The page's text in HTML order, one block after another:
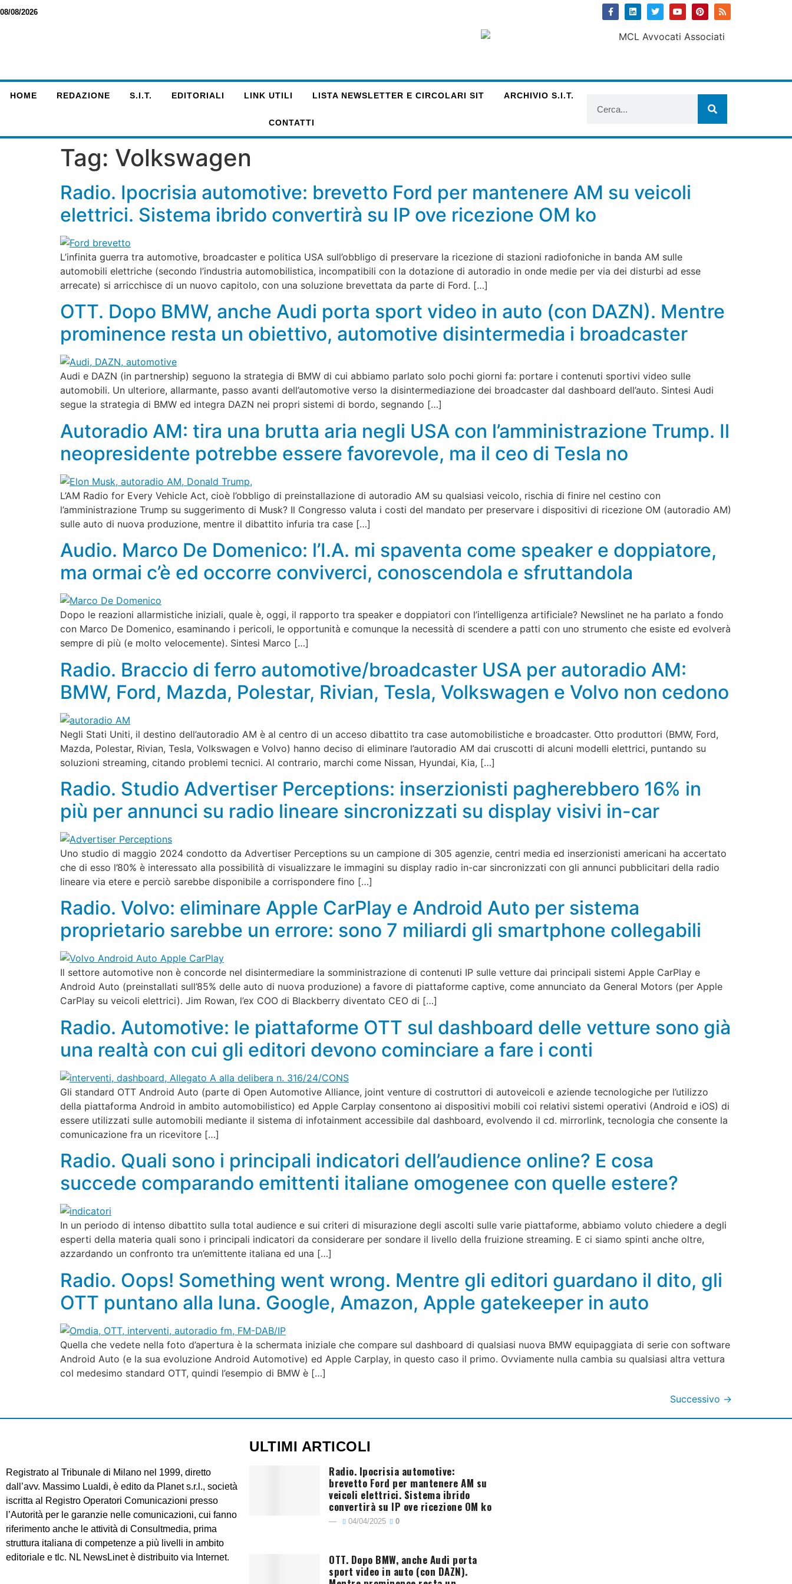
08/08/2026
HOME REDAZIONE S.I.T. EDITORIALI LINK UTILI LISTA NEWSLETTER E CIRCOLARI SIT ARCHIVIO S.I.T.
CONTATTI
Tag: Volkswagen
Radio. Ipocrisia automotive: brevetto Ford per mantenere AM su veicoli
elettrici. Sistema ibrido convertirà su IP ove ricezione OM ko
L’infinita guerra tra automotive, broadcaster e politica USA sull’obbligo di preservare la ricezione di stazioni radiofoniche in banda AM sulle
automobili elettriche (secondo l’industria automobilistica, incompatibili con la dotazione di autoradio in onde medie per via dei disturbi ad esse
arrecate) si arricchisce di un nuovo capitolo, con una soluzione brevettata da parte di Ford. […]
OTT. Dopo BMW, anche Audi porta sport video in auto (con DAZN). Mentre
prominence resta un obiettivo, automotive disintermedia i broadcaster
Audi e DAZN (in partnership) seguono la strategia di BMW di cui abbiamo parlato solo pochi giorni fa: portare i contenuti sportivi video sulle
automobili. Un ulteriore, allarmante, passo avanti dell’automotive verso la disintermediazione dei broadcaster dal dashboard dell’auto. Sintesi Audi
segue la strategia di BMW ed integra DAZN nei propri sistemi di bordo, segnando […]
Autoradio AM: tira una brutta aria negli USA con l’amministrazione Trump. Il
neopresidente potrebbe essere favorevole, ma il ceo di Tesla no
L’AM Radio for Every Vehicle Act, cioè l’obbligo di preinstallazione di autoradio AM su qualsiasi veicolo, rischia di finire nel cestino con
l’amministrazione Trump su suggerimento di Musk? Il Congresso valuta i costi del mandato per preservare i dispositivi di ricezione OM (autoradio AM)
sulle auto di nuova produzione, mentre il dibattito infuria tra case […]
Audio. Marco De Domenico: l’I.A. mi spaventa come speaker e doppiatore,
ma ormai c’è ed occorre conviverci, conoscendola e sfruttandola
Dopo le reazioni allarmistiche iniziali, quale è, oggi, il rapporto tra speaker e doppiatori con l’intelligenza artificiale? Newslinet ne ha parlato a fondo
con Marco De Domenico, esaminando i pericoli, le opportunità e comunque la necessità di scendere a patti con uno strumento che esiste ed evolverà
sempre di più (e molto velocemente). Sintesi Marco […]
Radio. Braccio di ferro automotive/broadcaster USA per autoradio AM:
BMW, Ford, Mazda, Polestar, Rivian, Tesla, Volkswagen e Volvo non cedono
Negli Stati Uniti, il destino dell’autoradio AM è al centro di un acceso dibattito tra case automobilistiche e broadcaster. Otto produttori (BMW, Ford,
Mazda, Polestar, Rivian, Tesla, Volkswagen e Volvo) hanno deciso di eliminare l’autoradio AM dai cruscotti di alcuni modelli elettrici, puntando su
soluzioni streaming, citando problemi tecnici. Al contrario, marchi come Nissan, Hyundai, Kia, […]
Radio. Studio Advertiser Perceptions: inserzionisti pagherebbero 16% in
più per annunci su radio lineare sincronizzati su display visivi in-car
Uno studio di maggio 2024 condotto da Advertiser Perceptions su un campione di 305 agenzie, centri media ed inserzionisti americani ha accertato
che di esso l’80% è interessato alla possibilità di visualizzare le immagini su display radio in-car sincronizzati con gli annunci pubblicitari della radio
lineare via etere e perciò sarebbe disponibile a corrispondere fino […]
Radio. Volvo: eliminare Apple CarPlay e Android Auto per sistema
proprietario sarebbe un errore: sono 7 miliardi gli smartphone collegabili
Il settore automotive non è concorde nel disintermediare la somministrazione di contenuti IP sulle vetture dai principali sistemi Apple CarPlay e
Android Auto (preinstallati sull’85% delle auto di nuova produzione) a favore di piattaforme captive, come annunciato da General Motors (per Apple
CarPlay su veicoli elettrici). Jim Rowan, l’ex COO di Blackberry diventato CEO di […]
Radio. Automotive: le piattaforme OTT sul dashboard delle vetture sono già
una realtà con cui gli editori devono cominciare a fare i conti
Gli standard OTT Android Auto (parte di Open Automotive Alliance, joint venture di costruttori di autoveicoli e aziende tecnologiche per l’utilizzo
della piattaforma Android in ambito automobilistico) ed Apple Carplay consentono ai dispositivi mobili coi relativi sistemi operativi (Android e iOS) di
essere utilizzati sulle automobili mediante il sistema di infotainment accessibile dal dashboard, evolvendo il cd. mirrorlink, tecnologia che consente la
comunicazione fra un ricevitore […]
Radio. Quali sono i principali indicatori dell’audience online? E cosa
succede comparando emittenti italiane omogenee con quelle estere?
In un periodo di intenso dibattito sulla total audience e sui criteri di misurazione degli ascolti sulle varie piattaforme, abbiamo voluto chiedere a degli
esperti della materia quali sono i principali indicatori da considerare per sondare il livello della fruizione streaming. E ci siamo spinti anche oltre,
azzardando un confronto tra un’emittente italiana ed una […]
Radio. Oops! Something went wrong. Mentre gli editori guardano il dito, gli
OTT puntano alla luna. Google, Amazon, Apple gatekeeper in auto
Quella che vedete nella foto d’apertura è la schermata iniziale che compare sul dashboard di qualsiasi nuova BMW equipaggiata di serie con software
Android Auto (e la sua evoluzione Android Automotive) ed Apple Carplay, in questo caso il primo. Ovviamente nulla cambia su qualsiasi altra vettura
col medesimo standard OTT, quindi l’esempio di BMW è […]
Successivo →
Registrato al Tribunale di Milano nel 1999, diretto
dall’avv. Massimo Lualdi, è edito da Planet s.r.l., società
iscritta al Registro Operatori Comunicazioni presso
l’Autorità per le garanzie nelle comunicazioni, cui fanno
riferimento anche le attività di Consultmedia, prima
struttura italiana di competenze a più livelli in ambito
editoriale e tlc. NL NewsLinet è distribuito via Internet.
ULTIMI ARTICOLI
Radio. Ipocrisia automotive:
brevetto Ford per mantenere AM su
veicoli elettrici. Sistema ibrido
convertirà su IP ove ricezione OM ko
04/04/2025 0
OTT. Dopo BMW, anche Audi porta
sport video in auto (con DAZN).